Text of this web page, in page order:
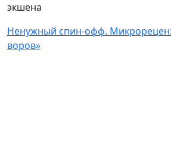
экшена
Ненужный спин-офф.
воров»